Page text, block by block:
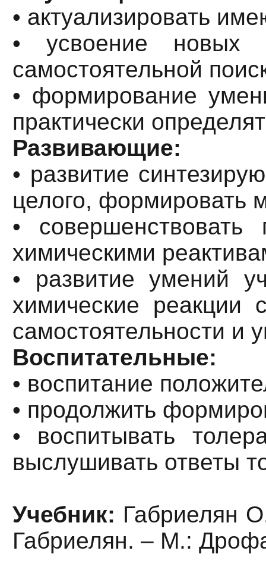
• актуализировать
• усвоение новых
самостоятельной
• формирование
практически
Развивающие:
• развитие
целого, формировать
•
химическими
• развитие умений
химические реакции
самостоятельности и
Воспитательные:
• воспитание
• продолжить
• воспитывать
выслушивать ответы
Учебник: Габриелян
Габриелян. – М.: